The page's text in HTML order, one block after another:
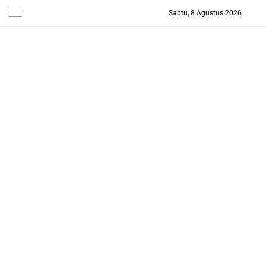
Sabtu, 8 Agustus 2026